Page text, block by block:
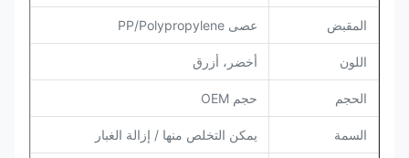
المقبض عصى PP/Polypropylene
اللون أخضر، أزرق
الحجم حجم OEM
السمة يمكن التخلص منها / إزالة الغبار